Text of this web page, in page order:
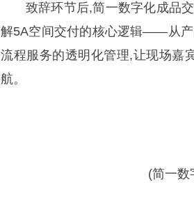
致辞环节后,简一数字化成品
解5A空间交付的核心逻辑——从产
流程服务的透明化管理,让现场嘉
航。
(简一数